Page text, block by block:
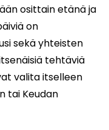
osittain etänä ja
on
sekä yhteisten
tehtäviä
valita itselleen
tai Keudan